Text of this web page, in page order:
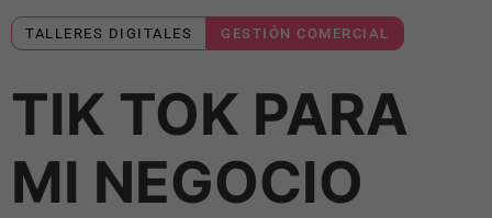
TALLERES DIGITALES GESTIÓN COMERCIAL
TIK TOK PARA
MI NEGOCIO